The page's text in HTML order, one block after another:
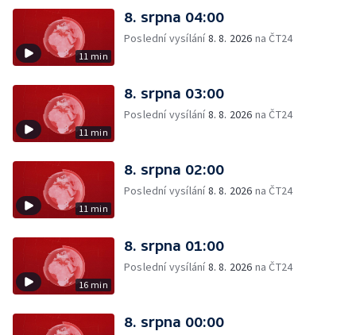
11 min
8. srpna 04:00
Poslední vysílání8. 8. 2026 na ČT24
11 min
8. srpna 03:00
Poslední vysílání8. 8. 2026 na ČT24
11 min
8. srpna 02:00
Poslední vysílání8. 8. 2026 na ČT24
16 min
8. srpna 01:00
Poslední vysílání8. 8. 2026 na ČT24
8. srpna 00:00